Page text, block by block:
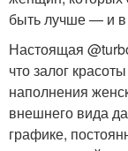
быть лучше — и в
Настоящая
что залог
наполнения
внешнего вида
графике,